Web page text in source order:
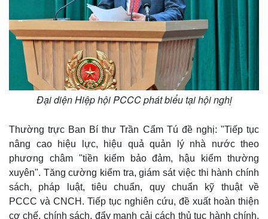
Đại diện Hiệp hội PCCC phát biểu tại hội nghị
Thường trực Ban Bí thư Trần Cẩm Tú đề nghị: "Tiếp tục
nâng cao hiệu lực, hiệu quả quản lý nhà nước theo
phương châm "tiền kiểm bảo đảm, hậu kiểm thường
xuyên". Tăng cường kiểm tra, giám sát việc thi hành chính
sách, pháp luật, tiêu chuẩn, quy chuẩn kỹ thuật về
PCCC và CNCH. Tiếp tục nghiên cứu, đề xuất hoàn thiện
cơ chế, chính sách, đẩy mạnh cải cách thủ tục hành chính,